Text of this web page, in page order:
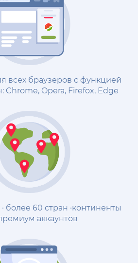
всех браузеров с функцией
Chrome, Opera, Firefox, Edge
более 60 стран ·континенты
аккаунтов